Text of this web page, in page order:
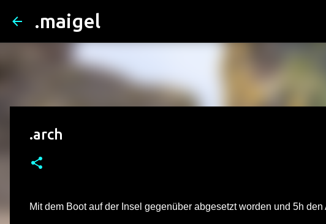
.maigel
.arch
Mit dem Boot auf der Insel gegenüber abgesetzt worden und 5h